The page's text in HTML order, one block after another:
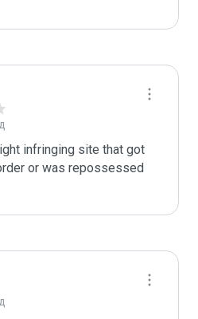
infringing site that got
or was repossessed